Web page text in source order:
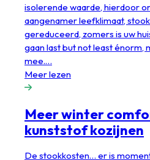
isolerende waarde, hierdoor
aangenamer leefklimaat,
gereduceerd, zomers is uw
gaan last but not least énorm,
mee.…
Meer lezen
Meer winter
kunststof kozijnen
De stookkosten… er is